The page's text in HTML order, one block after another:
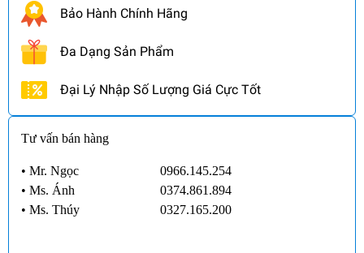
Bảo Hành Chính Hãng
Đa Dạng Sản Phẩm
Đại Lý Nhập Số Lượng Giá Cực Tốt
Tư vấn bán hàng
• Mr. Ngọc
0966.145.254
• Ms. Ánh
0374.861.894
• Ms. Thúy 0327.165.200